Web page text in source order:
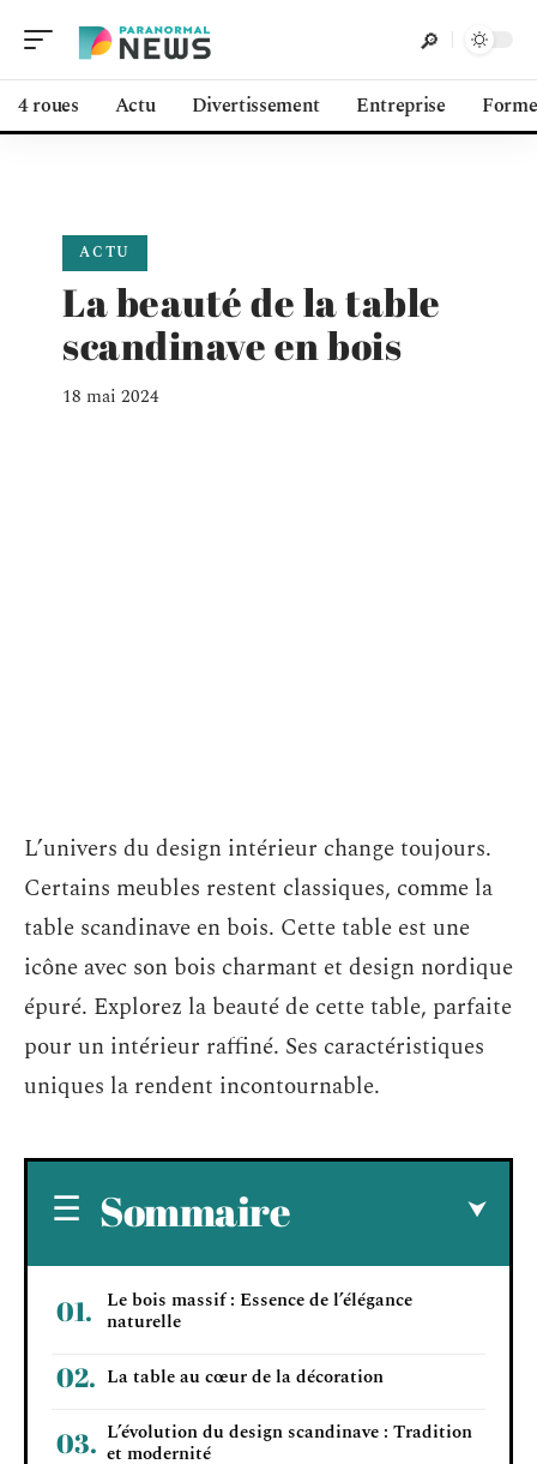
4 roues Actu Divertissement Entreprise Forme
ACTU
La beauté de la table
scandinave en bois
18 mai 2024
L’univers du design intérieur change toujours.
Certains meubles restent classiques, comme la
table scandinave en bois. Cette table est une
icône avec son bois charmant et design nordique
épuré. Explorez la beauté de cette table, parfaite
pour un intérieur raffiné. Ses caractéristiques
uniques la rendent incontournable.
Sommaire
Le bois massif : Essence de l’élégance
naturelle
La table au cœur de la décoration
L’évolution du design scandinave : Tradition
et modernité